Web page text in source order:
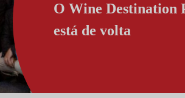
O Wine Destination
está de volta